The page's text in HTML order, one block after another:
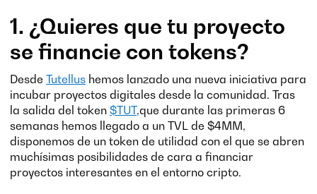
1. ¿Quieres que tu proyecto
se financie con tokens?
Desde Tutellus hemos lanzado una nueva iniciativa para
incubar proyectos digitales desde la comunidad. Tras
la salida del token $TUT,que durante las primeras 6
semanas hemos llegado a un TVL de $4MM,
disponemos de un token de utilidad con el que se abren
muchísimas posibilidades de cara a financiar
proyectos interesantes en el entorno cripto.